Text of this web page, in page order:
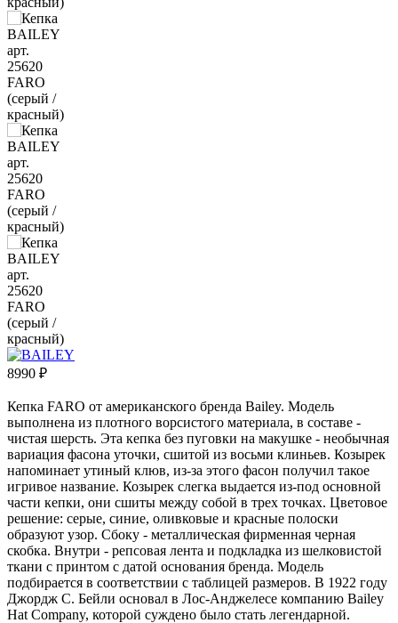
8990 ₽
Кепка FARO от американского бренда Bailey. Модель
выполнена из плотного ворсистого материала, в составе -
чистая шерсть. Эта кепка без пуговки на макушке - необычная
вариация фасона уточки, сшитой из восьми клиньев. Козырек
напоминает утиный клюв, из-за этого фасон получил такое
игривое название. Козырек слегка выдается из-под основной
части кепки, они сшиты между собой в трех точках. Цветовое
решение: серые, синие, оливковые и красные полоски
образуют узор. Сбоку - металлическая фирменная черная
скобка. Внутри - репсовая лента и подкладка из шелковистой
ткани с принтом с датой основания бренда. Модель
подбирается в соответствии с таблицей размеров. В 1922 году
Джордж С. Бейли основал в Лос-Анджелесе компанию Bailey
Hat Company, которой суждено было стать легендарной.